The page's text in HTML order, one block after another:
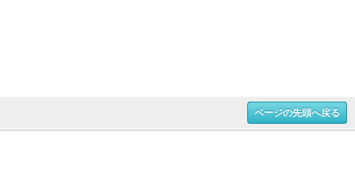
ページの先頭へ戻る